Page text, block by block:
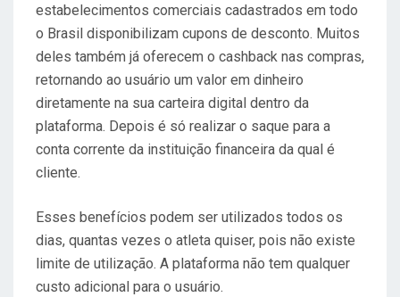
estabelecimentos comerciais cadastrados em todo
o Brasil disponibilizam cupons de desconto. Muitos
deles também já oferecem o cashback nas compras,
retornando ao usuário um valor em dinheiro
diretamente na sua carteira digital dentro da
plataforma. Depois é só realizar o saque para a
conta corrente da instituição financeira da qual é
cliente.
Esses benefícios podem ser utilizados todos os
dias, quantas vezes o atleta quiser, pois não existe
limite de utilização. A plataforma não tem qualquer
custo adicional para o usuário.